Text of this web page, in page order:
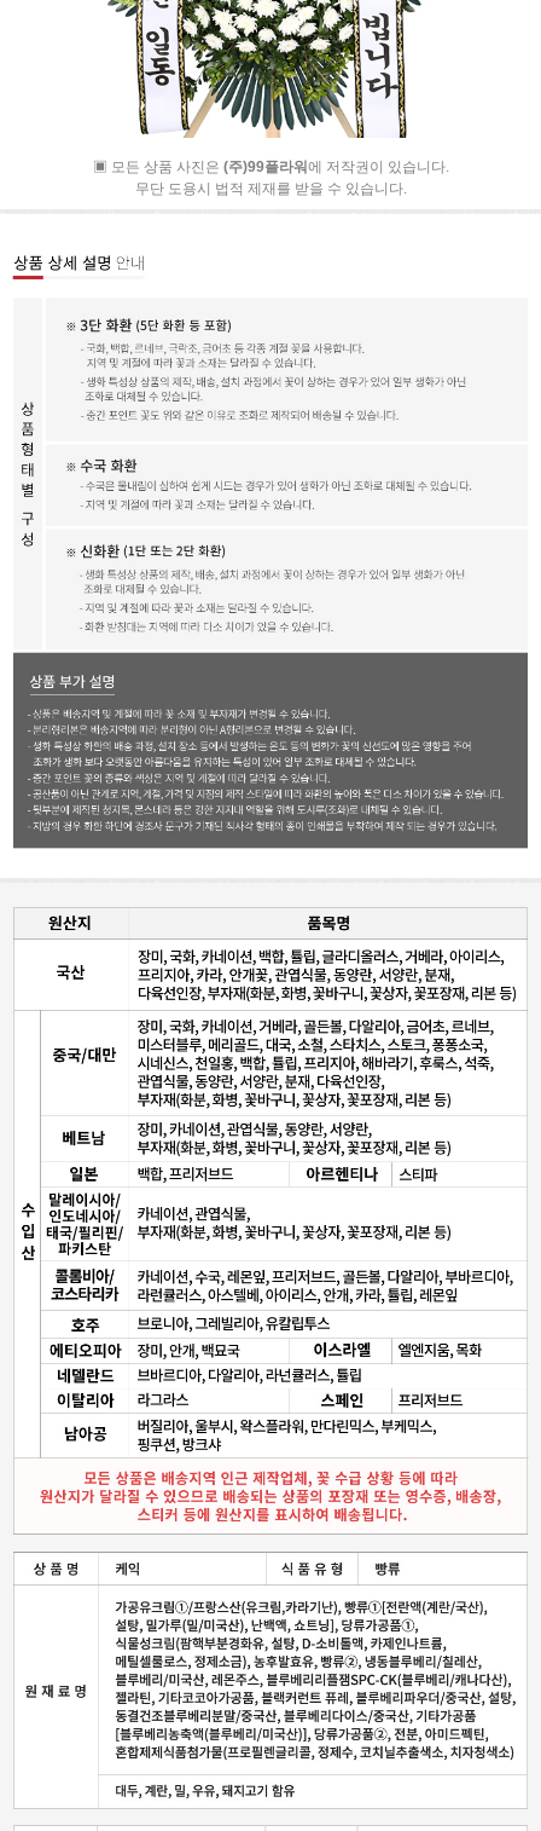
▣ 모든 상품 사진은 (주)99플라워에 저작권이 있습니다.
무단 도용시 법적 제재를 받을 수 있습니다.